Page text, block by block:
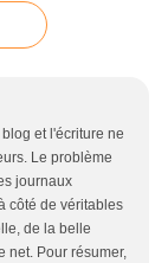
et l'écriture ne
Le problème
journaux
côté de véritables
de la belle
net. Pour résumer,